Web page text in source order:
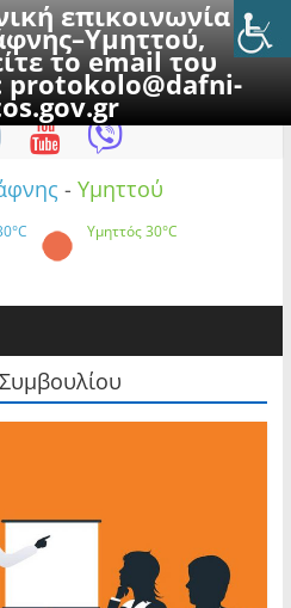
επικοινωνία με
το email του
protokolo@dafni-
2026
- Υμηττού
Υμηττός30°C